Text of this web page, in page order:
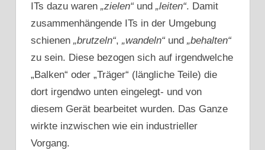
ITs dazu waren „zielen“ und „leiten“. Damit
zusammenhängende ITs in der Umgebung
schienen „brutzeln“, „wandeln“ und „behalten“
zu sein. Diese bezogen sich auf irgendwelche
„Balken“ oder „Träger“ (längliche Teile) die
dort irgendwo unten eingelegt- und von
diesem Gerät bearbeitet wurden. Das Ganze
wirkte inzwischen wie ein industrieller
Vorgang.